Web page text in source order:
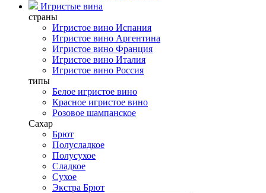
Игристые вина
страны
Игристое вино Испания
Игристое вино Аргентина
Игристое вино Франция
Игристое вино Италия
Игристое вино Россия
типы
Белое игристое вино
Красное игристое вино
Розовое шампанское
Сахар
Брют
Полусладкое
Полусухое
Сладкое
Сухое
Экстра Брют